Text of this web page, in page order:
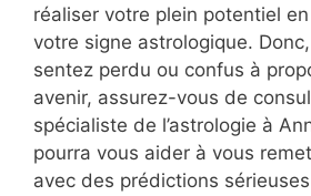
réaliser votre plein potentiel
votre signe astrologique.
sentez perdu ou confus à
avenir, assurez-vous de
spécialiste de l’astrologie à
pourra vous aider à vous
avec des prédictions